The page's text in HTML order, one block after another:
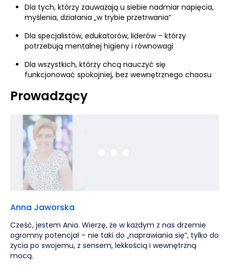
Dla tych, którzy zauważają u siebie nadmiar napięcia,
myślenia, działania „w trybie przetrwania”
Dla specjalistów, edukatorów, liderów – którzy
potrzebują mentalnej higieny i równowagi
Dla wszystkich, którzy chcą nauczyć się
funkcjonować spokojniej, bez wewnętrznego chaosu
Prowadzący
Anna Jaworska
Cześć, jestem Ania. Wierzę, że w każdym z nas drzemie
ogromny potencjał – nie taki do „naprawiania się”, tylko do
życia po swojemu, z sensem, lekkością i wewnętrzną
mocą.